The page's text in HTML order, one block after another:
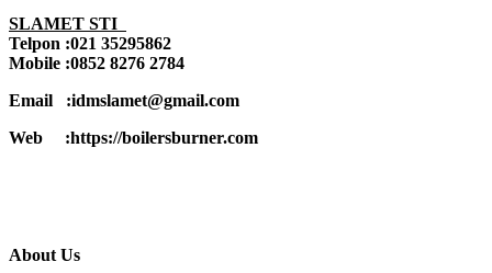
SLAMET STI
Telpon :021 35295862
Mobile :0852 8276 2784
Email :idmslamet@gmail.com
Web :https://boilersburner.com
About Us